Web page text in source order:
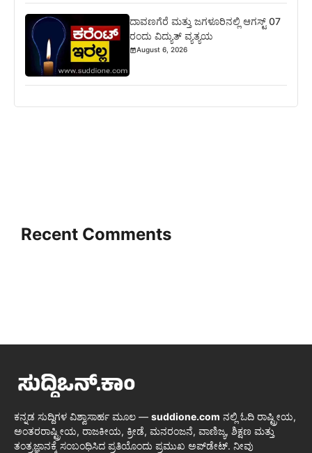
ದಾವಣಗೆರೆ ಮತ್ತು ಜಗಳೂರಿನಲ್ಲಿ ಆಗಸ್ಟ್ 07
ರಂದು ವಿದ್ಯುತ್ ವ್ಯತ್ಯಯ
August 6, 2026
Recent Comments
ಕನ್ನಡ ಸುದ್ದಿಗಳ ವಿಶ್ವಾಸಾರ್ಹ ಮೂಲ — suddione.com ನಲ್ಲಿ ಓದಿ ರಾಷ್ಟ್ರೀಯ,
ಅಂತರರಾಷ್ಟ್ರೀಯ, ರಾಜಕೀಯ, ಕ್ರೀಡೆ, ಮನರಂಜನೆ, ವಾಣಿಜ್ಯ, ಶಿಕ್ಷಣ ಮತ್ತು
ತಂತ್ರಜ್ಞಾನಕ್ಕೆ ಸಂಬಂಧಿಸಿದ ಪ್ರತಿಯೊಂದು ಪ್ರಮುಖ ಅಪ್‌ಡೇಟ್. ನೀವು